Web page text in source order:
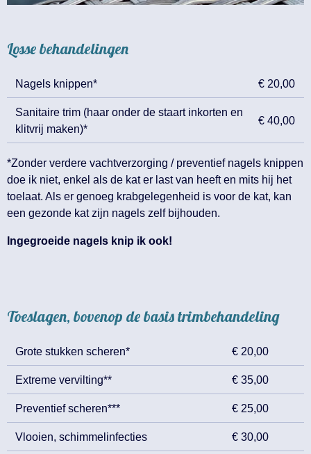
Losse behandelingen
Nagels knippen* € 20,00
Sanitaire trim (haar onder de staart inkorten en
klitvrij maken)*
€ 40,00
*Zonder verdere vachtverzorging / preventief nagels knippen
doe ik niet, enkel als de kat er last van heeft en mits hij het
toelaat. Als er genoeg krabgelegenheid is voor de kat, kan
een gezonde kat zijn nagels zelf bijhouden.
Ingegroeide nagels knip ik ook!
Toeslagen, bovenop de basis trimbehandeling
Grote stukken scheren* € 20,00
Extreme vervilting** € 35,00
Preventief scheren*** € 25,00
Vlooien, schimmelinfecties € 30,00